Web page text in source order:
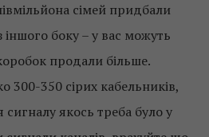
сімей придбали
боку – у вас можуть
продали більше.
300-350 сірих кабельників,
якось треба було у